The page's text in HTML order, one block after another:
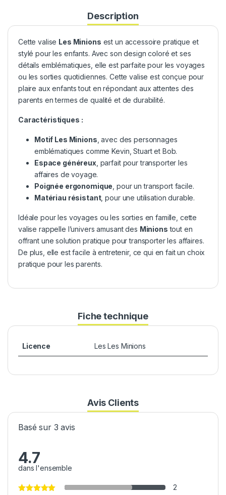
Description
Cette valise Les Minions est un accessoire pratique et
stylé pour les enfants. Avec son design coloré et ses
détails emblématiques, elle est parfaite pour les voyages
ou les sorties quotidiennes. Cette valise est conçue pour
plaire aux enfants tout en répondant aux attentes des
parents en termes de qualité et de durabilité.
Caractéristiques :
Motif Les Minions , avec des personnages
emblématiques comme Kevin, Stuart et Bob.
Espace généreux , parfait pour transporter les
affaires de voyage.
Poignée ergonomique , pour un transport facile.
Matériau résistant, pour une utilisation durable.
Idéale pour les voyages ou les sorties en famille, cette
valise rappelle l’univers amusant des Minions tout en
offrant une solution pratique pour transporter les affaires.
De plus, elle est facile à entretenir, ce qui en fait un choix
pratique pour les parents.
Fiche technique
Licence Les Les Minions
Avis Clients
Basé sur 3 avis
4.7
dans l'ensemble
2